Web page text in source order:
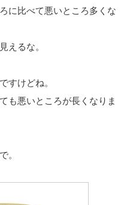
に比べて悪いところ多くな
えるな。
すけどね。
も悪いところが長くなりま
。